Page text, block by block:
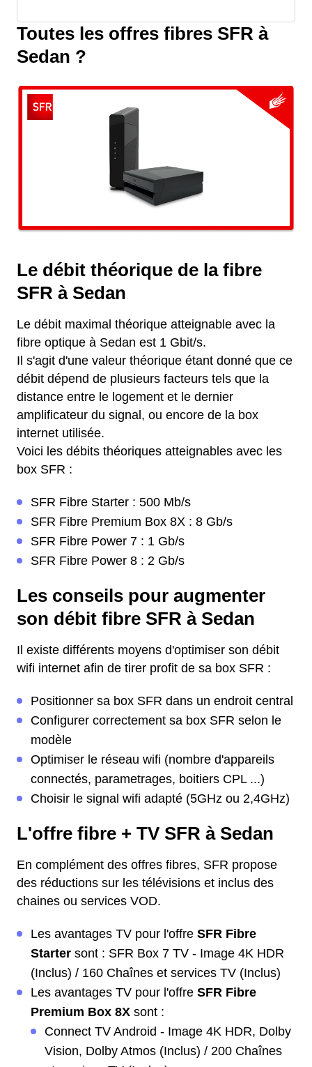
Toutes les offres fibres SFR à
Sedan ?
Le débit théorique de la fibre
SFR à Sedan
Le débit maximal théorique atteignable avec la
fibre optique à Sedan est 1 Gbit/s.
Il s'agit d'une valeur théorique étant donné que ce
débit dépend de plusieurs facteurs tels que la
distance entre le logement et le dernier
amplificateur du signal, ou encore de la box
internet utilisée.
Voici les débits théoriques atteignables avec les
box SFR :
SFR Fibre Starter : 500 Mb/s
SFR Fibre Premium Box 8X : 8 Gb/s
SFR Fibre Power 7 : 1 Gb/s
SFR Fibre Power 8 : 2 Gb/s
Les conseils pour augmenter
son débit fibre SFR à Sedan
Il existe différents moyens d'optimiser son débit
wifi internet afin de tirer profit de sa box SFR :
Positionner sa box SFR dans un endroit central
Configurer correctement sa box SFR selon le
modèle
Optimiser le réseau wifi (nombre d'appareils
connectés, parametrages, boitiers CPL ...)
Choisir le signal wifi adapté (5GHz ou 2,4GHz)
L'offre fibre + TV SFR à Sedan
En complément des offres fibres, SFR propose
des réductions sur les télévisions et inclus des
chaines ou services VOD.
Les avantages TV pour l'offre SFR Fibre
Starter sont : SFR Box 7 TV - Image 4K HDR
(Inclus) / 160 Chaînes et services TV (Inclus)
Les avantages TV pour l'offre SFR Fibre
Premium Box 8X sont :
Connect TV Android - Image 4K HDR, Dolby
Vision, Dolby Atmos (Inclus) / 200 Chaînes